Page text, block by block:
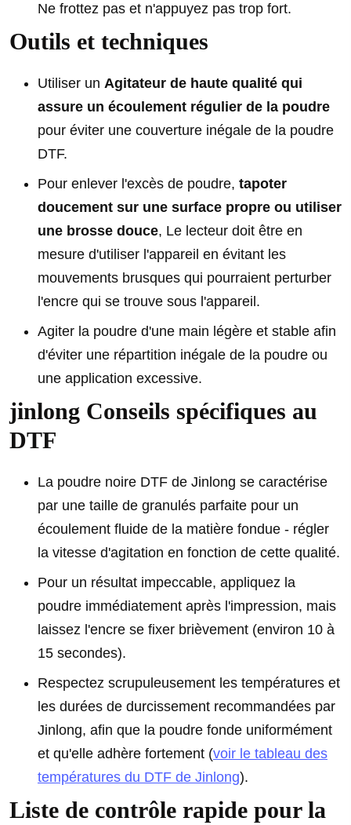
Ne frottez pas et n'appuyez pas trop fort.
Outils et techniques
Utiliser un Agitateur de haute qualité qui
assure un écoulement régulier de la poudre
pour éviter une couverture inégale de la poudre
DTF.
Pour enlever l'excès de poudre, tapoter
doucement sur une surface propre ou utiliser
une brosse douce, Le lecteur doit être en
mesure d'utiliser l'appareil en évitant les
mouvements brusques qui pourraient perturber
l'encre qui se trouve sous l'appareil.
Agiter la poudre d'une main légère et stable afin
d'éviter une répartition inégale de la poudre ou
une application excessive.
jinlong Conseils spécifiques au
DTF
La poudre noire DTF de Jinlong se caractérise
par une taille de granulés parfaite pour un
écoulement fluide de la matière fondue - régler
la vitesse d'agitation en fonction de cette qualité.
Pour un résultat impeccable, appliquez la
poudre immédiatement après l'impression, mais
laissez l'encre se fixer brièvement (environ 10 à
15 secondes).
Respectez scrupuleusement les températures et
les durées de durcissement recommandées par
Jinlong, afin que la poudre fonde uniformément
et qu'elle adhère fortement (voir le tableau des
températures du DTF de Jinlong).
Liste de contrôle rapide pour la